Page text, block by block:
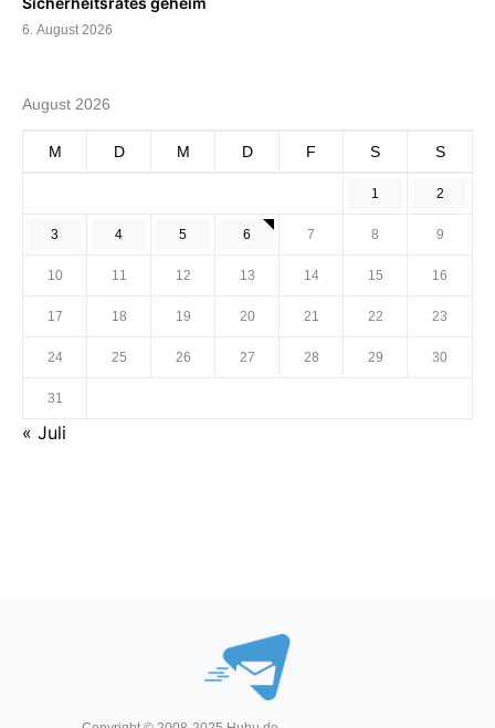
6. August 2026
August 2026
M D M D F S S
1 2
3 4 5 6 7 8 9
10 11 12 13 14 15 16
17 18 19 20 21 22 23
24 25 26 27 28 29 30
31
« Juli